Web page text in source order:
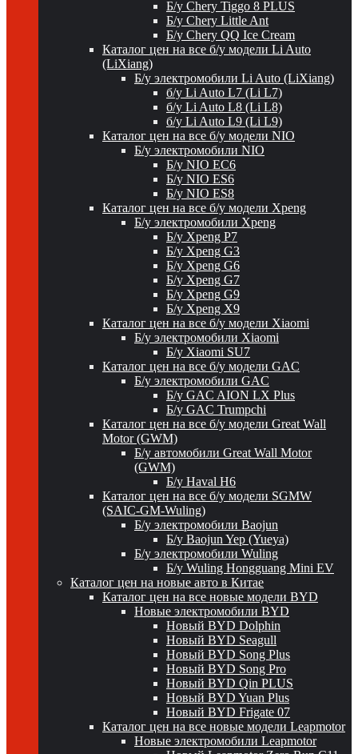
Б/у Chery Tiggo 8 PLUS
Б/у Chery Little Ant
Б/у Chery QQ Ice Cream
Каталог цен на все б/у модели Li Auto
(LiXiang)
Б/у электромобили Li Auto (LiXiang)
б/у Li Auto L7 (Li L7)
б/у Li Auto L8 (Li L8)
б/у Li Auto L9 (Li L9)
Каталог цен на все б/у модели NIO
Б/у электромобили NIO
Б/у NIO EC6
Б/у NIO ES6
Б/у NIO ES8
Каталог цен на все б/у модели Xpeng
Б/у электромобили Xpeng
Б/у Xpeng P7
Б/у Xpeng G3
Б/у Xpeng G6
Б/у Xpeng G7
Б/у Xpeng G9
Б/у Xpeng X9
Каталог цен на все б/у модели Xiaomi
Б/у электромобили Xiaomi
Б/у Xiaomi SU7
Каталог цен на все б/у модели GAC
Б/у электромобили GAC
Б/у GAC AION LX Plus
Б/у GAC Trumpchi
Каталог цен на все б/у модели Great Wall
Motor (GWM)
Б/у автомобили Great Wall Motor
(GWM)
Б/у Haval H6
Каталог цен на все б/у модели SGMW
(SAIC-GM-Wuling)
Б/у электромобили Baojun
Б/у Baojun Yep (Yueya)
Б/у электромобили Wuling
Б/у Wuling Hongguang Mini EV
Каталог цен на новые авто в Китае
Каталог цен на все новые модели BYD
Новые электромобили BYD
Новый BYD Dolphin
Новый BYD Seagull
Новый BYD Song Plus
Новый BYD Song Pro
Новый BYD Qin PLUS
Новый BYD Yuan Plus
Новый BYD Frigate 07
Каталог цен на все новые модели Leapmotor
Новые электромобили Leapmotor